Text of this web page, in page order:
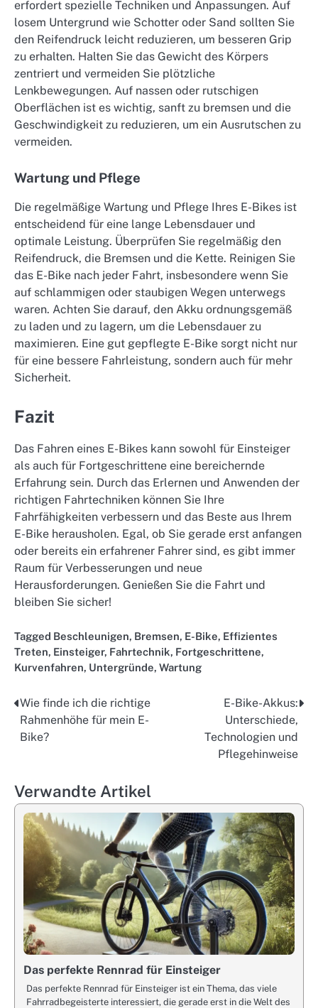
erfordert spezielle Techniken und Anpassungen. Auf
losem Untergrund wie Schotter oder Sand sollten Sie
den Reifendruck leicht reduzieren, um besseren Grip
zu erhalten. Halten Sie das Gewicht des Körpers
zentriert und vermeiden Sie plötzliche
Lenkbewegungen. Auf nassen oder rutschigen
Oberflächen ist es wichtig, sanft zu bremsen und die
Geschwindigkeit zu reduzieren, um ein Ausrutschen zu
vermeiden.
Wartung und Pflege
Die regelmäßige Wartung und Pflege Ihres E-Bikes ist
entscheidend für eine lange Lebensdauer und
optimale Leistung. Überprüfen Sie regelmäßig den
Reifendruck, die Bremsen und die Kette. Reinigen Sie
das E-Bike nach jeder Fahrt, insbesondere wenn Sie
auf schlammigen oder staubigen Wegen unterwegs
waren. Achten Sie darauf, den Akku ordnungsgemäß
zu laden und zu lagern, um die Lebensdauer zu
maximieren. Eine gut gepflegte E-Bike sorgt nicht nur
für eine bessere Fahrleistung, sondern auch für mehr
Sicherheit.
Fazit
Das Fahren eines E-Bikes kann sowohl für Einsteiger
als auch für Fortgeschrittene eine bereichernde
Erfahrung sein. Durch das Erlernen und Anwenden der
richtigen Fahrtechniken können Sie Ihre
Fahrfähigkeiten verbessern und das Beste aus Ihrem
E-Bike herausholen. Egal, ob Sie gerade erst anfangen
oder bereits ein erfahrener Fahrer sind, es gibt immer
Raum für Verbesserungen und neue
Herausforderungen. Genießen Sie die Fahrt und
bleiben Sie sicher!
Tagged Beschleunigen, Bremsen, E-Bike, Effizientes
Treten, Einsteiger, Fahrtechnik, Fortgeschrittene,
Kurvenfahren, Untergründe, Wartung
Post
navigation
Wie finde ich die richtige
Rahmenhöhe für mein E-
Bike?
E-Bike-Akkus:
Unterschiede,
Technologien und
Pflegehinweise
Verwandte Artikel
Das perfekte Rennrad für Einsteiger
Das perfekte Rennrad für Einsteiger ist ein Thema, das viele
Fahrradbegeisterte interessiert, die gerade erst in die Welt des